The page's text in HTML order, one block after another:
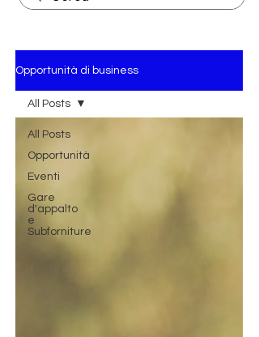
Opportunità di business
All Posts
Opportunità
Eventi
Gare
d'appalto
e
Subforniture
All Posts